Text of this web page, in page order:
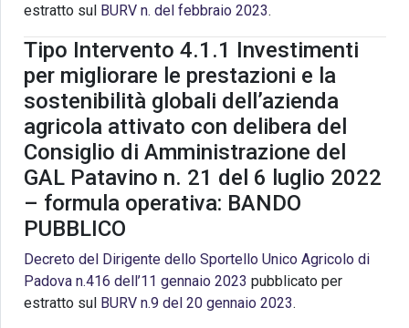
estratto sul BURV n. del febbraio 2023.
Tipo Intervento 4.1.1 Investimenti
per migliorare le prestazioni e la
sostenibilità globali dell’azienda
agricola attivato con delibera del
Consiglio di Amministrazione del
GAL Patavino n. 21 del 6 luglio 2022
– formula operativa: BANDO
PUBBLICO
Decreto del Dirigente dello Sportello Unico Agricolo di
Padova n.416 dell’11 gennaio 2023 pubblicato per
estratto sul BURV n.9 del 20 gennaio 2023.